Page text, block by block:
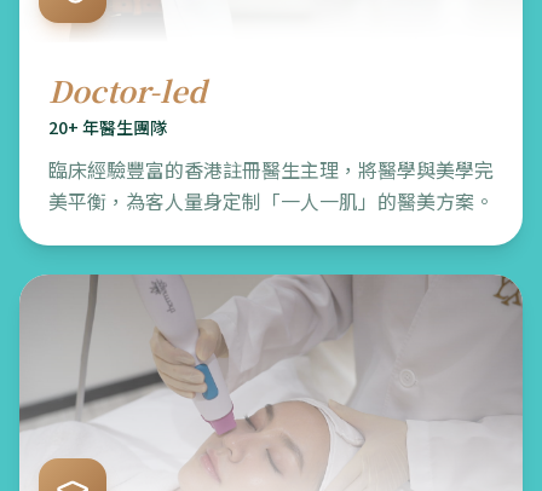
Doctor-led
20+ 年醫生團隊
臨床經驗豐富的香港註冊醫生主理，將醫學與美學完
美平衡，為客人量身定制「一人一肌」的醫美方案。